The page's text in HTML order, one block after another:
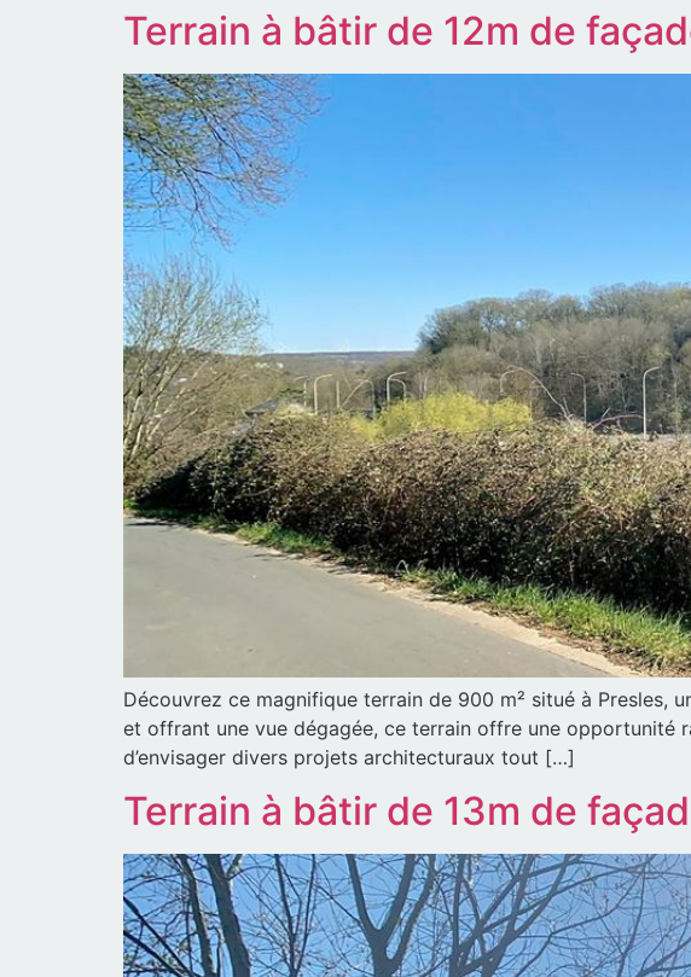
Terrain à bâtir de 12m de
Découvrez ce magnifique terrain de 900 m² situé à Presles,
et offrant une vue dégagée, ce terrain offre une opportunité
d’envisager divers projets architecturaux tout […]
Terrain à bâtir de 13m de